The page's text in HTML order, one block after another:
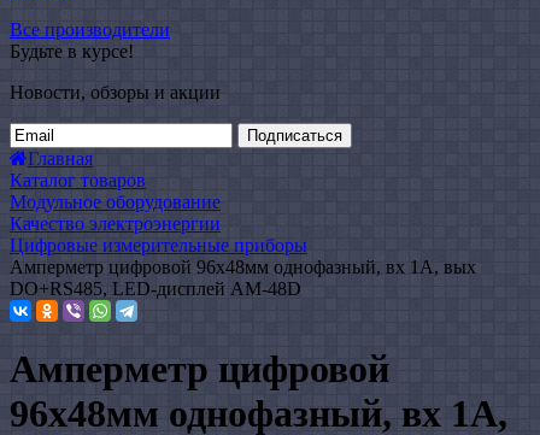
Все производители
Будьте в курсе!
Новости, обзоры и акции
Подписаться
Главная
Каталог товаров
Модульное оборудование
Качество электроэнергии
Цифровые измерительные приборы
Амперметр цифровой 96x48мм однофазный, вх 1А, вых
DO+RS485, LED-дисплей АМ-48D
Амперметр цифровой
96x48мм однофазный, вх 1А,